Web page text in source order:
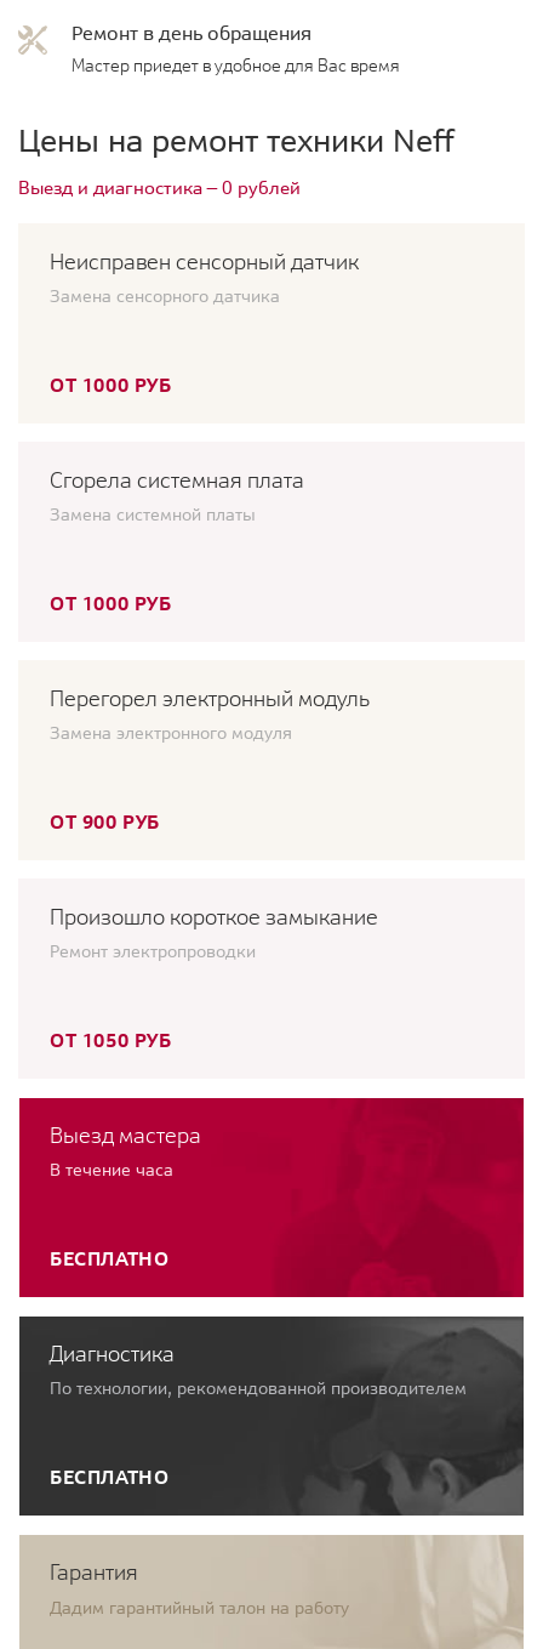
Ремонт в день обращения
Мастер приедет в удобное для Вас время
Цены на ремонт техники Neff
Выезд и диагностика — 0 рублей
Неисправен сенсорный датчик
Замена сенсорного датчика
ОТ 1000 РУБ
Сгорела системная плата
Замена системной платы
ОТ 1000 РУБ
Перегорел электронный модуль
Замена электронного модуля
ОТ 900 РУБ
Произошло короткое замыкание
Ремонт электропроводки
ОТ 1050 РУБ
Выезд мастера
В течение часа
БЕСПЛАТНО
Диагностика
По технологии, рекомендованной производителем
БЕСПЛАТНО
Гарантия
Дадим гарантийный талон на работу